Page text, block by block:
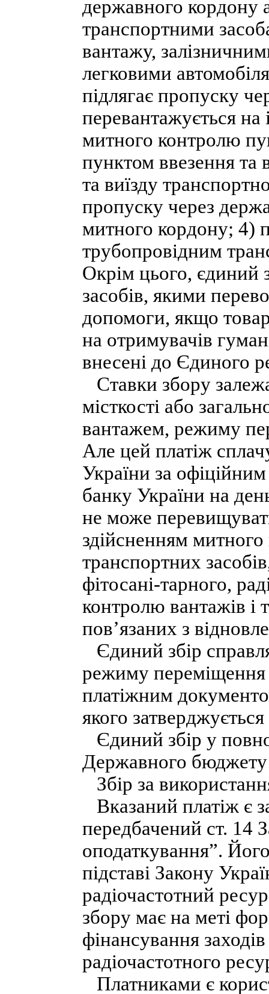
державного кордону
транспортними
вантажу,
легковими
підлягає пропуску
перевантажується на
митного контролю
пунктом ввезення та
та виїзду
пропуску через
митного кордону; 4)
трубопровідним
Окрім цього, єдиний
засобів, якими
допомоги, якщо
на отримувачів
внесені до Єдиного
Ставки збору
місткості або
вантажем, режиму
Але цей платіж
України за
банку України на
не може
здійсненням митного
транспортних
фітосані-тарного,
контролю вантажів і
пов’язаних з
Єдиний збір
режиму переміщення
платіжним
якого
Єдиний збір у
Державного бюджету
Збір за
Вказаний платіж є
передбачений ст. 14
оподаткування”.
підставі Закону
радіочастотний
збору має на меті
фінансування
радіочастотного
Платниками є